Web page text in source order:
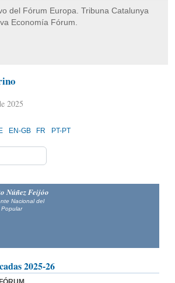
del Fórum Europa. Tribuna Catalunya
Economía Fórum.
2025
EN-GB FR PT-PT
Núñez Feijóo
Nacional del
2025-26